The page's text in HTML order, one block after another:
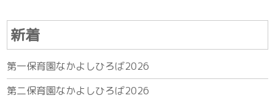
新着
第一保育園なかよしひろば2026
第二保育園なかよしひろば2026